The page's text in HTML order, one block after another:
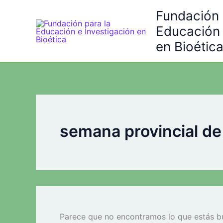
contenido
Fundación
en Bioética
semana provincial
Parece que no encontramos lo que estás